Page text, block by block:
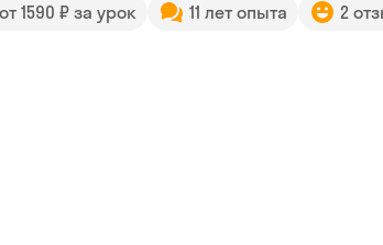
от 1590 ₽ за урок 11 лет опыта 2